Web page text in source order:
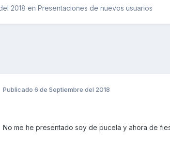
2018 en Presentaciones de nuevos usuarios
Publicado 6 de Septiembre del 2018
No me he presentado soy de pucela y ahora de